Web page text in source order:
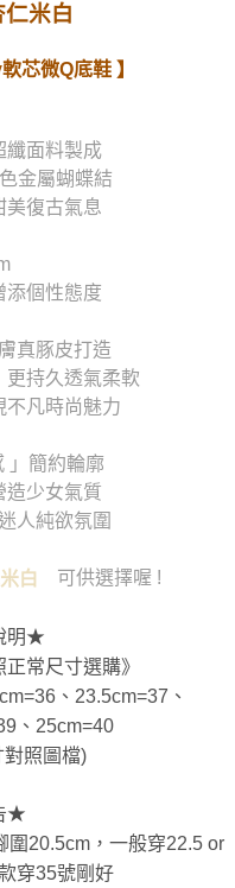
米白
芯微Q底鞋 】
纖面料製成
金屬蝴蝶結
美復古氣息
添個性態度
真豚皮打造
更持久透氣柔軟
不凡時尚魅力
」簡約輪廓
造少女氣質
人純欲氛圍
白 可供選擇喔 !
明★
常尺寸選購》
、23.5cm=37、
、25cm=40
對照圖檔)
★
圍20.5cm，一般穿22.5 or
穿35號剛好